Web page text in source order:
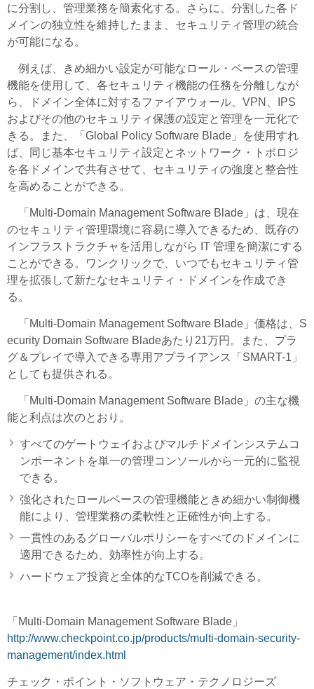
に分割し、管理業務を簡素化する。さらに、分割した各ド
メインの独立性を維持したまま、セキュリティ管理の統合
が可能になる。
例えば、きめ細かい設定が可能なロール・ベースの管理
機能を使用して、各セキュリティ機能の任務を分離しなが
ら、ドメイン全体に対するファイアウォール、VPN、IPS
およびその他のセキュリティ保護の設定と管理を一元化で
きる。また、「Global Policy Software Blade」を使用すれ
ば、同じ基本セキュリティ設定とネットワーク・トポロジ
を各ドメインで共有させて、セキュリティの強度と整合性
を高めることができる。
「Multi-Domain Management Software Blade」は、現在
のセキュリティ管理環境に容易に導入できるため、既存の
インフラストラクチャを活用しながら IT 管理を簡潔にする
ことができる。ワンクリックで、いつでもセキュリティ管
理を拡張して新たなセキュリティ・ドメインを作成でき
る。
「Multi-Domain Management Software Blade」価格は、S
ecurity Domain Software Bladeあたり21万円。また、プラ
グ＆プレイで導入できる専用アプライアンス「SMART-1」
としても提供される。
「Multi-Domain Management Software Blade」の主な機
能と利点は次のとおり。
すべてのゲートウェイおよびマルチドメインシステムコ
ンポーネントを単一の管理コンソールから一元的に監視
できる。
強化されたロールベースの管理機能ときめ細かい制御機
能により、管理業務の柔軟性と正確性が向上する。
一貫性のあるグローバルポリシーをすべてのドメインに
適用できるため、効率性が向上する。
ハードウェア投資と全体的なTCOを削減できる。
「Multi-Domain Management Software Blade」
http://www.checkpoint.co.jp/products/multi-domain-security-
management/index.html
チェック・ポイント・ソフトウェア・テクノロジーズ